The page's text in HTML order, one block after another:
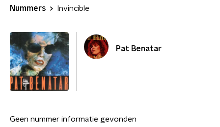
Nummers Invincible
Pat Benatar
Geen nummer informatie gevonden